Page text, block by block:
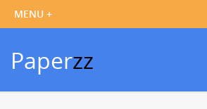
Paperzz